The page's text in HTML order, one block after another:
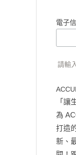
電子
請輸
「讓
為
打造
新、